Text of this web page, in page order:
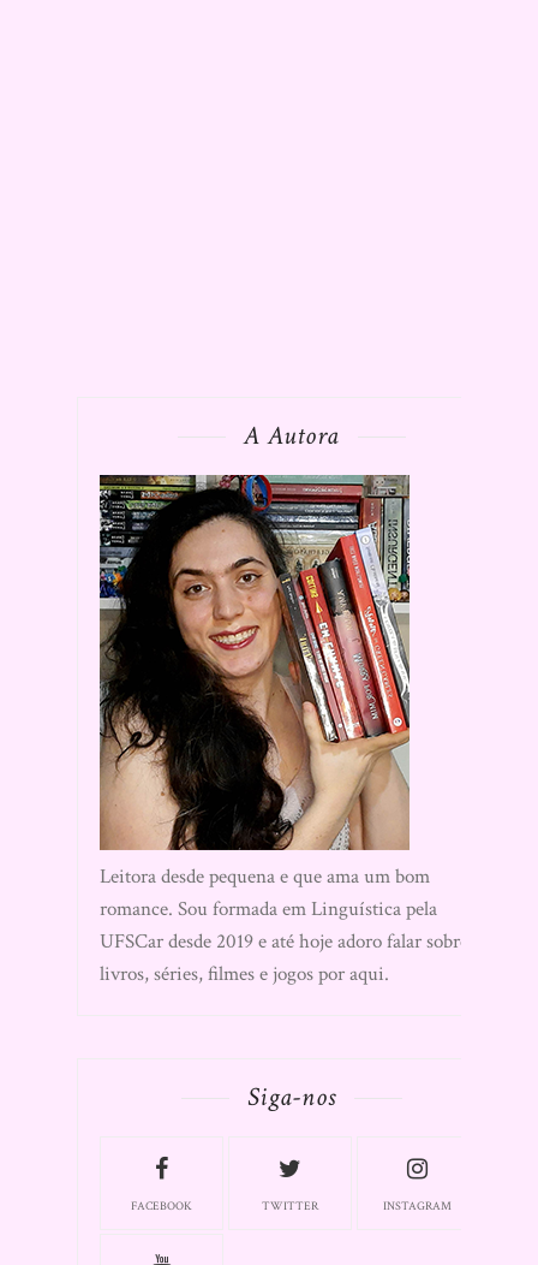
A Autora
Leitora desde pequena e que ama um bom
romance. Sou formada em Linguística pela
UFSCar desde 2019 e até hoje adoro falar sobre
livros, séries, filmes e jogos por aqui.
Siga-nos
FACEBOOK TWITTER INSTAGRAM